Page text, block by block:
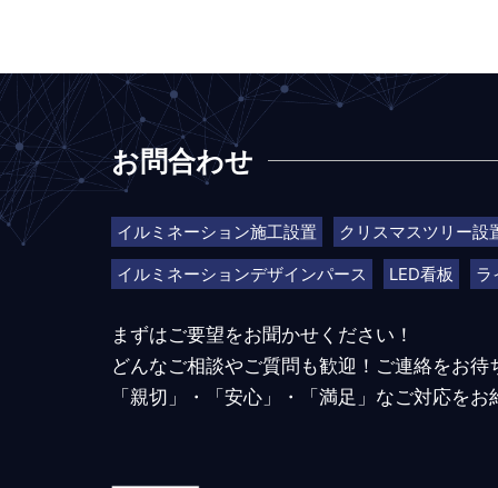
お問合わせ
イルミネーション施工設置
クリスマスツリー設
イルミネーションデザインパース
LED看板 ラ
まずはご要望をお聞かせください！
どんなご相談やご質問も歓迎！ご連絡をお待
「親切」・「安心」・「満足」なご対応を